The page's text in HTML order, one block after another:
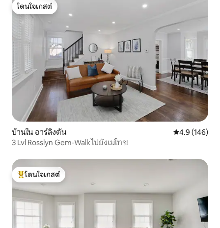
โดนใจเกสต์
โดนใจเกสต์
บ้านใน อาร์ลิงตัน คะแนนเฉลี่ย
4.9 (146)
3 Lvl Rosslyn Gem-Walk ไปยังเมโทร!
โดนใจเกสต์ที่สุด
โดนใจเกสต์